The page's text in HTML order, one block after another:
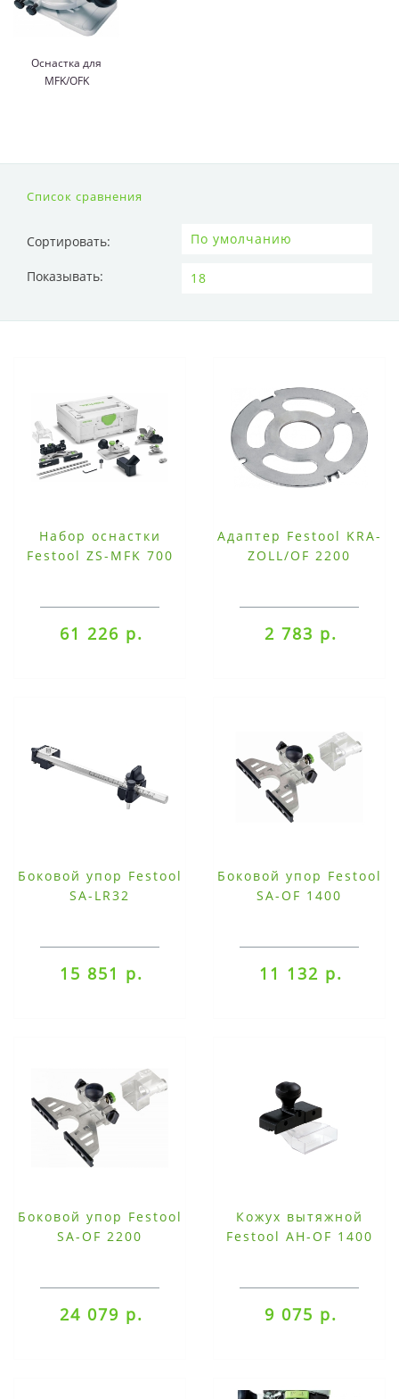
Оснастка для
MFK/OFK
Список сравнения
Сортировать:
Показывать:
Набор оснастки
Festool ZS-MFK 700
61 226 р.
Адаптер Festool KRA-
ZOLL/OF 2200
2 783 р.
Боковой упор Festool
SA-LR32
15 851 р.
Боковой упор Festool
SA-OF 1400
11 132 р.
Боковой упор Festool
SA-OF 2200
24 079 р.
Кожух вытяжной
Festool AH-OF 1400
9 075 р.